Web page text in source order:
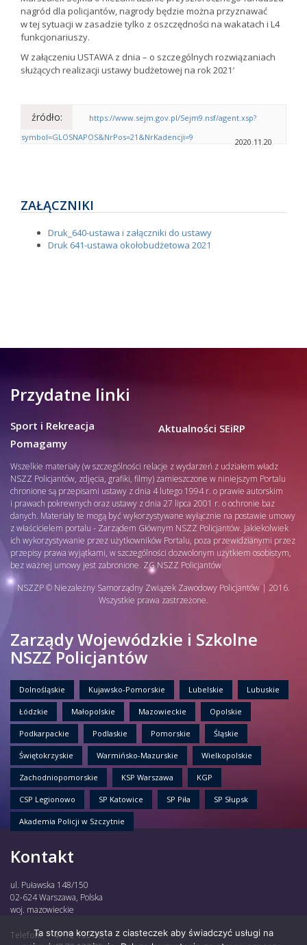
nagród dla policjantów, nagrody będzie można przyznawać
w tej sytuacji w zasadzie tylko z oszczędności na wakatach i L4
funkcjonariuszy.
W załączeniu USTAWA z dnia – o szczególnych rozwiązaniach
służących realizacji ustawy budżetowej na rok 2021′
źródło:
https://www.sejm.gov.pl/Sejm9.nsf/agent.xsp?
symbol=GLOSNAPOS&NrPos=21&NrKadencji=9
2020.11.20
ZAŁĄCZNIKI
Druk_640-ustawa i załączniki do ustawy
Druk 641-ustawa okołobudżetowa 2021
Przydatne linki
Sport i Rekreacja
Pomagamy
Aktualności SEiRP
Wszelkie materiały (w szczególności relacje z wydarzeń z udziałem władz
NSZZ Policjantów, zdjęcia, grafiki, filmy) zamieszczone w niniejszym Portalu
chronione są przepisami ustawy z dnia 4 lutego 1994 r. o prawie autorskim
i prawach pokrewnych oraz ustawy z dnia 27 lipca 2001 r. o ochronie baz
danych. Materiały te mogą być wykorzystywane wyłącznie na postawie umowy
z właścicielem portalu - Zarządem Głównym NSZZ Policjantów. Jakiekolwiek
ich wykorzystywanie przez użytkowników Portalu, poza przewidzianymi przez
przepisy prawa wyjątkami, w szczególności dozwolonym użytkiem osobistym,
bez ważnej umowy jest zabronione. ZG NSZZ Policjantów
NSZZP © Niezależny Samorządny Związek Zawodowy Policjantów | 2016.
Wszystkie prawa zastrzeżone.
Zarządy Wojewódzkie i Szkolne
NSZZ Policjantów
Dolnośląskie Kujawsko-Pomorskie Lubelskie Lubuskie
Łódzkie Małopolskie Mazowieckie Opolskie
Podkarpackie Podlaskie Pomorskie Śląskie
Świętokrzyskie Warmińsko-Mazurskie Wielkopolskie
Zachodniopomorskie KSP Warszawa KGP
CSP Legionowo SP Katowice SP Piła SP Słupsk
Akademia Policji w Szczytnie
Kontakt
ul. Puławska 148/150
02-624 Warszawa, Polska
woj. mazowieckie
Telefon:
47 72 135 30,
Ta strona korzysta z ciasteczek aby świadczyć usługi na